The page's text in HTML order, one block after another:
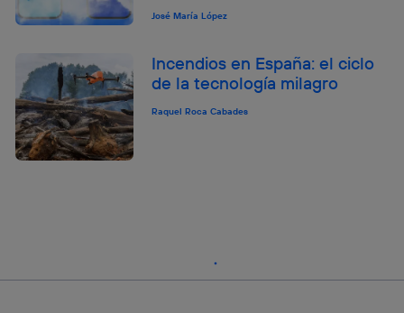
José María López
Incendios en España: el ciclo
de la tecnología milagro
Raquel Roca Cabades